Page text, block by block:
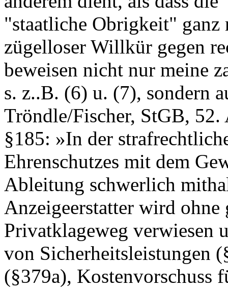
"staatliche Obrigkeit"
zügelloser Willkür gegen
beweisen nicht nur meine
s. z..B. (6) u. (7), sondern
Tröndle/Fischer, StGB,
§185: »In der
Ehrenschutzes mit dem
Ableitung schwerlich
Anzeigeerstatter wird ohne
Privatklageweg verwiesen
von Sicherheitsleistungen
(§379a), Kostenvorschuss